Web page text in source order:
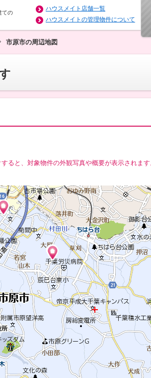
ての
ハウスメイト店舗一覧
ハウスメイトの管理物件について
市原市の周辺地図
ると、対象物件の外観写真や概要が表示されま